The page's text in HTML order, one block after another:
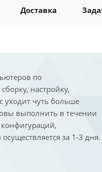
Доставка
по
настройку,
уходит чуть больше
выполнить в течении
за 1-3 дня.